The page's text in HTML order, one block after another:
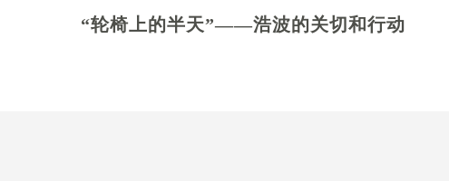
“轮椅上的半天”——浩波的关切和行动